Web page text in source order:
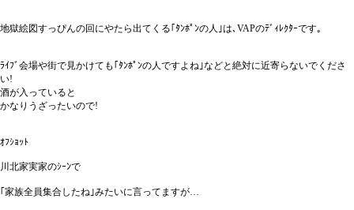
地獄絵図すっぴんの回にやたら出てくる｢ﾀﾝﾎﾟﾝの人｣は､VAPのﾃﾞｨﾚｸﾀｰです｡
ﾗｲﾌﾞ会場や街で見かけても｢ﾀﾝﾎﾟﾝの人ですよね｣などと絶対に近寄らないでくださ
い!
酒が入っていると
かなりうざったいので!
ｵﾌｼｮｯﾄ
川北家実家のｼｰﾝで
｢家族全員集合したね｣みたいに言ってますが…